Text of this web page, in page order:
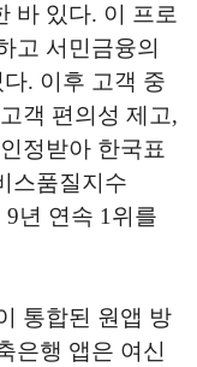
바 있다. 이 프로
고 서민금융의
. 이후 고객 중
객 편의성 제고,
정받아 한국표
스품질지수
년 연속 1위를
통합된 원앱 방
은행 앱은 여신